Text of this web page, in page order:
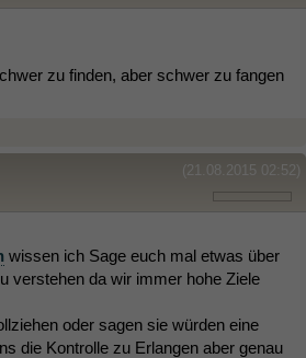
zu finden, aber schwer zu fangen
(21.08.2015 02:52)
wissen ich Sage euch mal etwas über
verstehen da wir immer hohe Ziele
oder sagen sie würden eine
die Kontrolle zu Erlangen aber genau